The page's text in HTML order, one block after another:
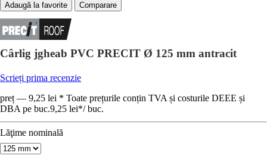
Comparare
Cârlig jgheab PVC PRECIT Ø 125 mm antracit
Scrieți prima recenzie
preț — 9,25 lei * Toate prețurile conțin TVA și costurile DEEE și
DBA pe buc.9,25 lei*/ buc.
Lăţime nominală